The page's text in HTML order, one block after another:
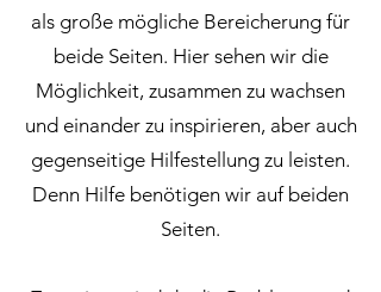
als große mögliche Bereicherung für
beide Seiten. Hier sehen wir die
Möglichkeit, zusammen zu wachsen
und einander zu inspirieren, aber auch
gegenseitige Hilfestellung zu leisten.
Denn Hilfe benötigen wir auf beiden
Seiten.